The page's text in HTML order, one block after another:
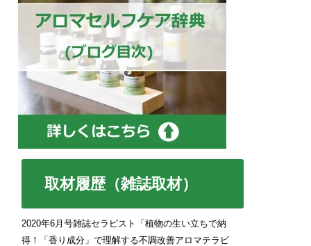
取材履歴（雑誌取材）
2020年6月号雑誌セラピスト「植物の生い立ちで納
得！「香り成分」で理解する不調改善アロマテラピ